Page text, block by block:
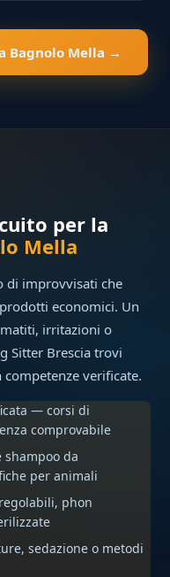
Bagnolo Mella →
per la
Mella
di improvvisati che
economici. Un
irritazioni o
Sitter Brescia trovi
verificate.
— corsi di
comprovabile
da
per animali
phon
sedazione o metodi